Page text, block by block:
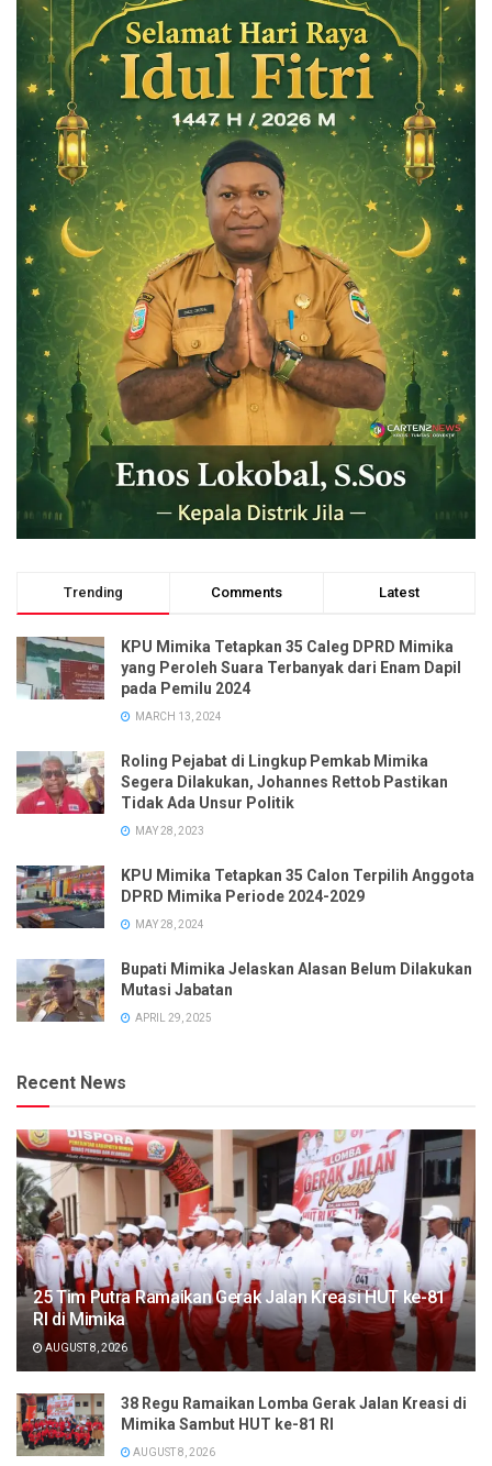
Trending Comments Latest
KPU Mimika Tetapkan 35 Caleg DPRD Mimika
yang Peroleh Suara Terbanyak dari Enam Dapil
pada Pemilu 2024
MARCH 13, 2024
Roling Pejabat di Lingkup Pemkab Mimika
Segera Dilakukan, Johannes Rettob Pastikan
Tidak Ada Unsur Politik
MAY 28, 2023
KPU Mimika Tetapkan 35 Calon Terpilih Anggota
DPRD Mimika Periode 2024-2029
MAY 28, 2024
Bupati Mimika Jelaskan Alasan Belum Dilakukan
Mutasi Jabatan
APRIL 29, 2025
Recent News
25 Tim Putra Ramaikan Gerak Jalan Kreasi HUT ke-81
RI di Mimika
AUGUST 8, 2026
38 Regu Ramaikan Lomba Gerak Jalan Kreasi di
Mimika Sambut HUT ke-81 RI
AUGUST 8, 2026